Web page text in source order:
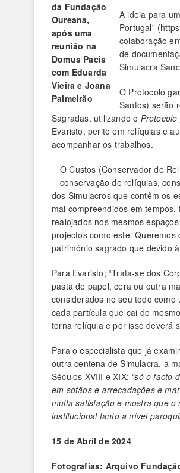
da Fundação
Oureana,
após uma
reunião na
Domus Pacis
com Eduarda
Vieira e Joana
Palmeirão
A ideia para
Portugal”
colaboração
de
Simulacra
O Protocolo
Santos) serão
Sagradas, utilizando o
Evaristo, perito em relíquias e
acompanhar os trabalhos.
O Custos (Conservador de
conservação de relíquias,
dos Simulacros que contêm os
mal compreendidos em
realojados nos mesmos
projectos como este.
património sagrado que devido
Para Evaristo; “Trata-se dos
pasta de papel, cera ou outra
considerados no seu todo
cada partícula que cai do
torna relíquia e por isso deverá
Para o especialista que já
outra centena de Simulacra, a
Séculos XVIII e XIX; “só o facto
em sótãos e arrecadações e
muita satisfação e mostra que
institucional tanto a nível
15 de Abril de 2024
Fotografias: Arquivo